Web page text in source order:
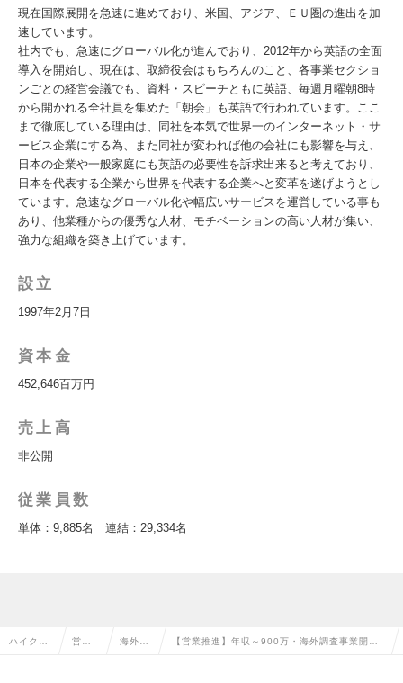
現在国際展開を急速に進めており、米国、アジア、ＥＵ圏の進出を加
速しています。
社内でも、急速にグローバル化が進んでおり、2012年から英語の全面
導入を開始し、現在は、取締役会はもちろんのこと、各事業セクショ
ンごとの経営会議でも、資料・スピーチともに英語、毎週月曜朝8時
から開かれる全社員を集めた「朝会」も英語で行われています。ここ
まで徹底している理由は、同社を本気で世界一のインターネット・サ
ービス企業にする為、また同社が変われば他の会社にも影響を与え、
日本の企業や一般家庭にも英語の必要性を訴求出来ると考えており、
日本を代表する企業から世界を代表する企業へと変革を遂げようとし
ています。急速なグローバル化や幅広いサービスを運営している事も
あり、他業種からの優秀な人材、モチベーションの高い人材が集い、
強力な組織を築き上げています。
設立
1997年2月7日
資本金
452,646百万円
売上高
非公開
従業員数
単体：9,885名 連結：29,334名
ハイクラ 営業 海外営 【営業推進】年収～900万・海外調査事業開発